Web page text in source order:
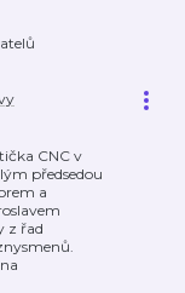
CNC v
předsedou
a
z řad